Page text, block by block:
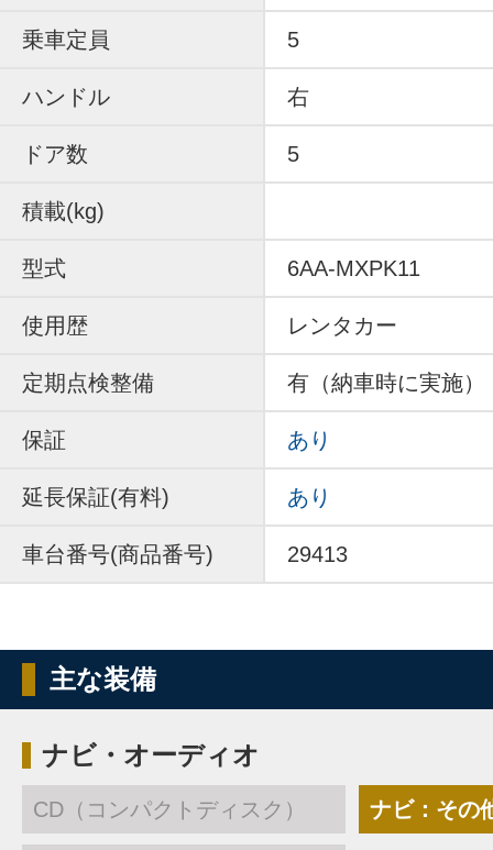
乗車定員 5
ハンドル 右
ドア数 5
積載(kg)
型式 6AA-MXPK11
使用歴 レンタカー
定期点検整備 有（納車時に実施）
保証 あり
延長保証(有料) あり
車台番号(商品番号) 29413
主な装備
ナビ・オーディオ
CD（コンパクトディスク） ナビ：その